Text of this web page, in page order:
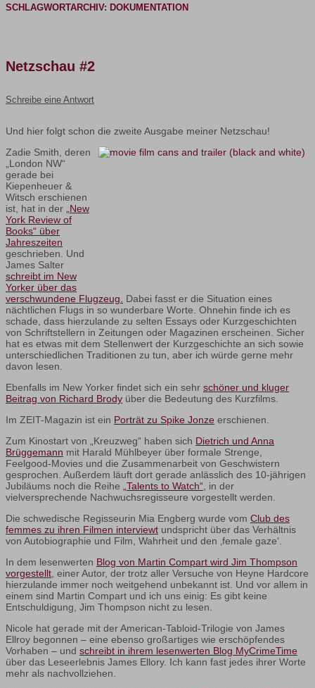
SCHLAGWORTARCHIV: DOKUMENTATION
Netzschau #2
Schreibe eine Antwort
Und hier folgt schon die zweite Ausgabe meiner Netzschau!
Zadie Smith, deren
„London NW“
gerade bei
Kiepenheuer &
Witsch erschienen
ist, hat in der „New
York Review of
Books“ über
Jahreszeiten
geschrieben. Und
James Salter
schreibt im New
Yorker über das
verschwundene Flugzeug. Dabei fasst er die Situation eines
nächtlichen Flugs in so wunderbare Worte. Ohnehin finde ich es
schade, dass hierzulande zu selten Essays oder Kurzgeschichten
von Schriftstellern in Zeitungen oder Magazinen erscheinen. Sicher
hat es etwas mit dem Stellenwert der Kurzgeschichte an sich sowie
unterschiedlichen Traditionen zu tun, aber ich würde gerne mehr
davon lesen.
Ebenfalls im New Yorker findet sich ein sehr schöner und kluger
Beitrag von Richard Brody über die Bedeutung des Kurzfilms.
Im ZEIT-Magazin ist ein Porträt zu Spike Jonze erschienen.
Zum Kinostart von „Kreuzweg“ haben sich Dietrich und Anna
Brüggemann mit Harald Mühlbeyer über formale Strenge,
Feelgood-Movies und die Zusammenarbeit von Geschwistern
gesprochen. Außerdem läuft dort gerade anlässlich des 10-jährigen
Jubiläums noch die Reihe „Talents to Watch“, in der
vielversprechende Nachwuchsregisseure vorgestellt werden.
Die schwedische Regisseurin Mia Engberg wurde vom Club des
femmes zu ihren Filmen interviewt undspricht über das Verhältnis
von Autobiographie und Film, Wahrheit und den ‚female gaze‘.
In dem lesenwerten Blog von Martin Compart wird Jim Thompson
vorgestellt, einer Autor, der trotz aller Versuche von Heyne Hardcore
hierzulande immer noch weitgehend unbekannt ist. Und vor allem in
einem sind Martin Compart und ich uns einig: Es gibt keine
Entschuldigung, Jim Thompson nicht zu lesen.
Nicole hat gerade mit der American-Tabloid-Trilogie von James
Ellroy begonnen – eine ebenso großartiges wie erschöpfendes
Vorhaben – und schreibt in ihrem lesenwerten Blog MyCrimeTime
über das Leseerlebnis James Ellory. Ich kann fast jedes ihrer Worte
mehr als nachvollziehen.